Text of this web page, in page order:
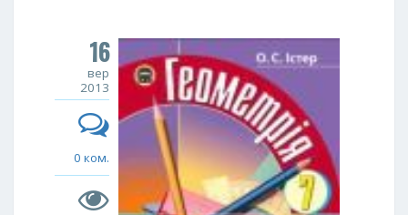
16
вер
2013
0 ком.